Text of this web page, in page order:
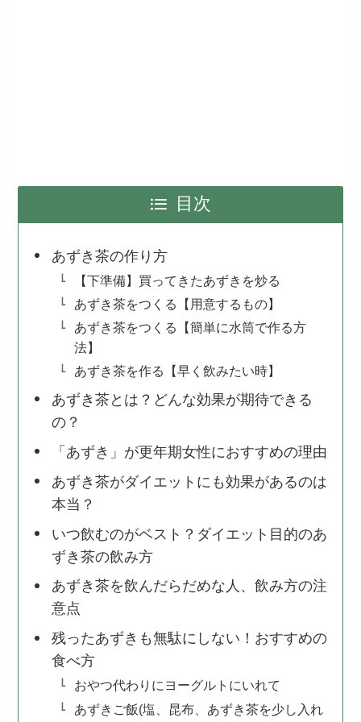
目次
あずき茶の作り方
【下準備】買ってきたあずきを炒る
あずき茶をつくる【用意するもの】
あずき茶をつくる【簡単に水筒で作る方
法】
あずき茶を作る【早く飲みたい時】
あずき茶とは？どんな効果が期待できる
の？
「あずき」が更年期女性におすすめの理由
あずき茶がダイエットにも効果があるのは
本当？
いつ飲むのがベスト？ダイエット目的のあ
ずき茶の飲み方
あずき茶を飲んだらだめな人、飲み方の注
意点
残ったあずきも無駄にしない！おすすめの
食べ方
おやつ代わりにヨーグルトにいれて
あずきご飯(塩、昆布、あずき茶を少し入れ